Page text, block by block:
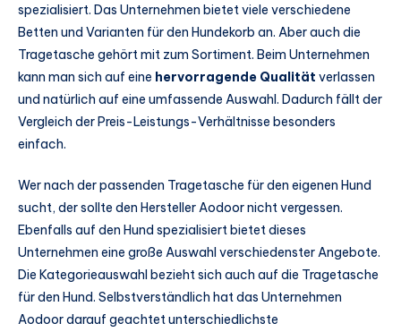
spezialisiert. Das Unternehmen bietet viele verschiedene
Betten und Varianten für den Hundekorb an. Aber auch die
Tragetasche gehört mit zum Sortiment. Beim Unternehmen
kann man sich auf eine hervorragende Qualität verlassen
und natürlich auf eine umfassende Auswahl. Dadurch fällt der
Vergleich der Preis-Leistungs-Verhältnisse besonders
einfach.
Wer nach der passenden Tragetasche für den eigenen Hund
sucht, der sollte den Hersteller Aodoor nicht vergessen.
Ebenfalls auf den Hund spezialisiert bietet dieses
Unternehmen eine große Auswahl verschiedenster Angebote.
Die Kategorieauswahl bezieht sich auch auf die Tragetasche
für den Hund. Selbstverständlich hat das Unternehmen
Aodoor darauf geachtet unterschiedlichste